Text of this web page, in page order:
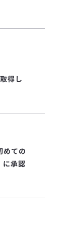
得し
めての
承認